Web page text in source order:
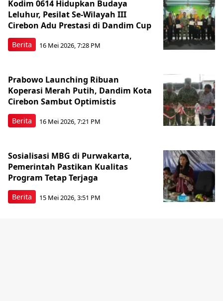
Berita
Kodim 0614 Hidupkan Budaya
Leluhur, Pesilat Se-Wilayah III
Cirebon Adu Prestasi di Dandim Cup
16 Mei 2026, 7:28 PM
Berita
Prabowo Launching Ribuan
Koperasi Merah Putih, Dandim Kota
Cirebon Sambut Optimistis
16 Mei 2026, 7:21 PM
Berita
Sosialisasi MBG di Purwakarta,
Pemerintah Pastikan Kualitas
Program Tetap Terjaga
15 Mei 2026, 3:51 PM